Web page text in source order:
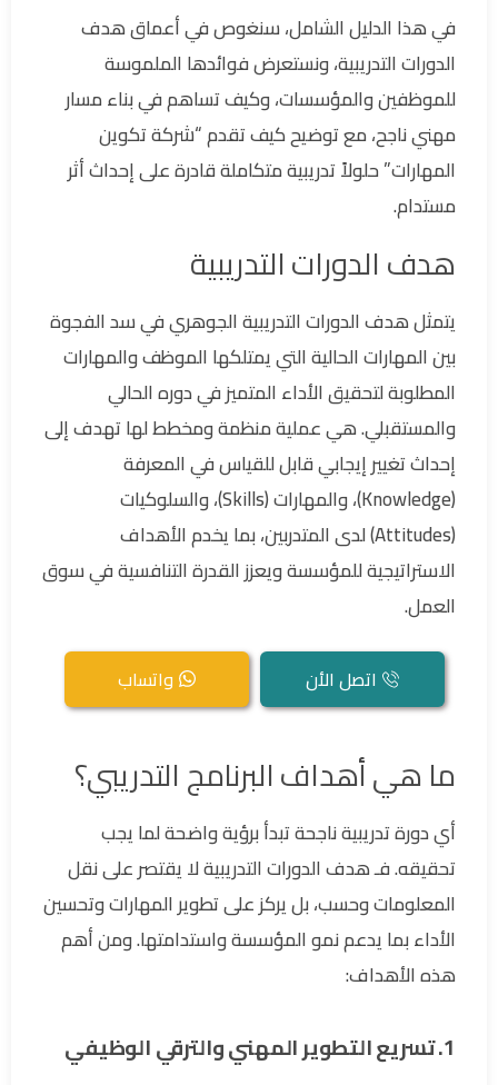
في هذا الدليل الشامل، سنغوص في أعماق هدف
الدورات التدريبية، ونستعرض فوائدها الملموسة
للموظفين والمؤسسات، وكيف تساهم في بناء مسار
مهني ناجح، مع توضيح كيف تقدم “شركة تكوين
المهارات” حلولاً تدريبية متكاملة قادرة على إحداث أثر
مستدام.
هدف الدورات التدريبية
يتمثل هدف الدورات التدريبية الجوهري في سد الفجوة
بين المهارات الحالية التي يمتلكها الموظف والمهارات
المطلوبة لتحقيق الأداء المتميز في دوره الحالي
والمستقبلي. هي عملية منظمة ومخطط لها تهدف إلى
إحداث تغيير إيجابي قابل للقياس في المعرفة
(Knowledge)، والمهارات (Skills)، والسلوكيات
(Attitudes) لدى المتدربين، بما يخدم الأهداف
الاستراتيجية للمؤسسة ويعزز القدرة التنافسية في سوق
العمل.
اتصل الأن واتساب
ما هي أهداف البرنامج التدريبي؟
أي دورة تدريبية ناجحة تبدأ برؤية واضحة لما يجب
تحقيقه. فـ هدف الدورات التدريبية لا يقتصر على نقل
المعلومات وحسب، بل يركز على تطوير المهارات وتحسين
الأداء بما يدعم نمو المؤسسة واستدامتها. ومن أهم
هذه الأهداف:
1. تسريع التطوير المهني والترقي الوظيفي